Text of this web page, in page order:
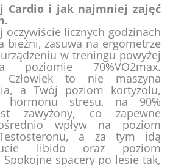
Cardio i jak najmniej zajęć
oczywiście licznych godzinach
bieżni, zasuwa na ergometrze
w treningu powyżej
70%VO2max.
Człowiek to nie maszyna
a Twój poziom kortyzolu,
hormonu stresu, na 90%
zawyżony, co zapewne
wpływ na poziom
a za tym idą
libido oraz poziom
spacery po lesie tak,